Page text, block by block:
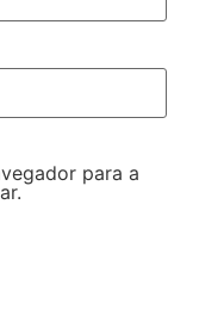
para a